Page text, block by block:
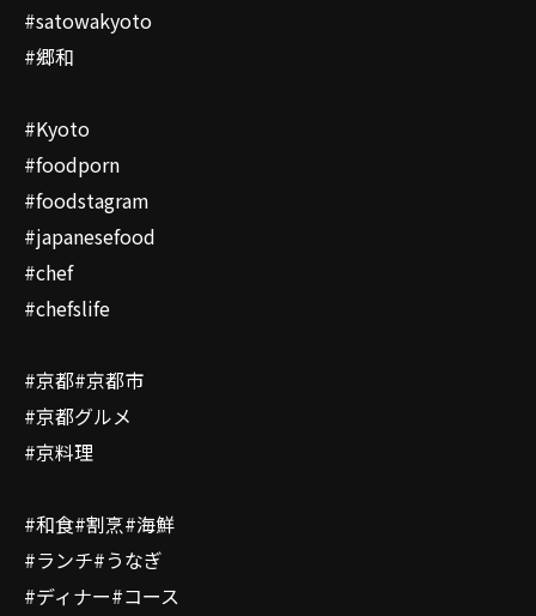
#satowakyoto
#郷和
#Kyoto
#foodporn
#foodstagram
#japanesefood
#chef
#chefslife
#京都#京都市
#京都グルメ
#京料理
#和食#割烹#海鮮
#ランチ#うなぎ
#ディナー#コース